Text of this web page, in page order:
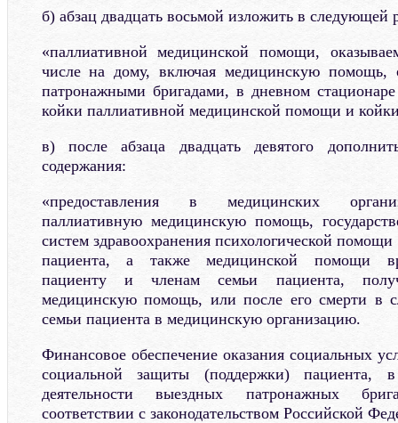
б) абзац двадцать восьмой изложить в следующей
«паллиативной медицинской помощи,
числе на дому, включая медицинскую помощь,
патронажными бригадами, в дневном
койки паллиативной медицинской помощи и койки
в) после абзаца двадцать девятого
содержания:
«предоставления в медицинских
паллиативную медицинскую помощь,
систем здравоохранения психологической
пациента, а также медицинской помощи
пациенту и членам семьи пациента,
медицинскую помощь, или после его смерти в
семьи пациента в медицинскую организацию.
Финансовое обеспечение оказания социальных
социальной защиты (поддержки)
деятельности выездных патронажных
соответствии с законодательством Российской